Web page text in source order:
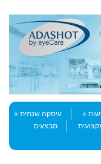
עיסקה שנתית
מבצעים